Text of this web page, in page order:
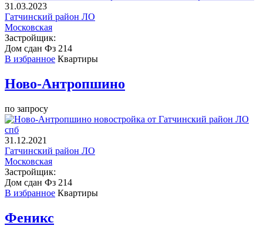
31.03.2023
Гатчинский район ЛО
Московская
Застройщик:
Дом сдан Фз 214
В избранное Квартиры
Ново-Антропшино
по запросу
31.12.2021
Гатчинский район ЛО
Московская
Застройщик:
Дом сдан Фз 214
В избранное Квартиры
Феникс